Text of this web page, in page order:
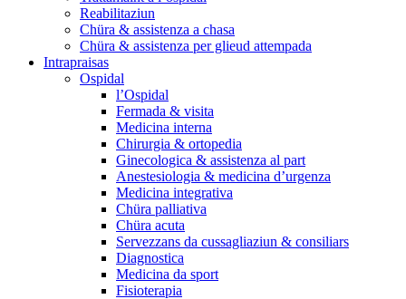
Reabilitaziun
Chüra & assistenza a chasa
Chüra & assistenza per glieud attempada
Intrapraisas
Ospidal
l’Ospidal
Fermada & visita
Medicina interna
Chirurgia & ortopedia
Ginecologica & assistenza al part
Anestesiologia & medicina d’urgenza
Medicina integrativa
Chüra palliativa
Chüra acuta
Servezzans da cussagliaziun & consiliars
Diagnostica
Medicina da sport
Fisioterapia